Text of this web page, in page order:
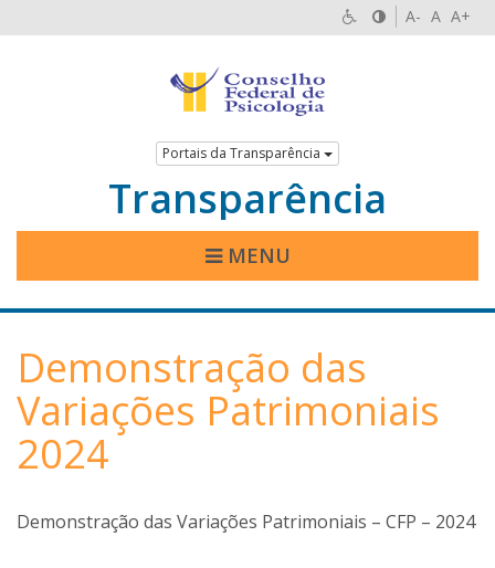
A- A A+
Portais da Transparência
Transparência
MENU
Demonstração das
Variações Patrimoniais
2024
Demonstração das Variações Patrimoniais – CFP – 2024